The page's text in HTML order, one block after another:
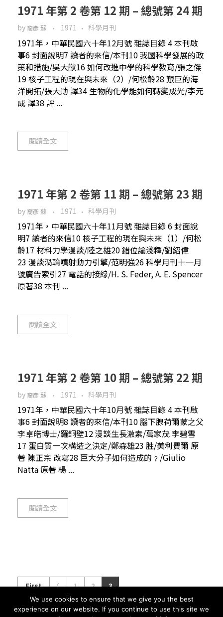
1971 年第 2 卷第 12 期 – 總號第 24 期
by 裔彥 蘇 1971 科學月刊
1971年，中華民國六十年12月號 雜誌目錄 4 本刊啟
事6 封面說明7 讀者的來信/本刊10 我國科學發展的政
策和措施/吳大猷16 如何改進中學的科學教育/張之傑
19 核子工程的現在與未來（2）/何松齡28 艱巨的海
洋開拓/張大勛 譯34 生物的化學能如何轉變成光/李元
成 譯38 評 ...
閱讀全文
1971 年第 2 卷第 11 期 – 總號第 23 期
by 裔彥 蘇 1971 科學月刊
1971年，中華民國六十年11月號 雜誌目錄 6 封面說
明7 讀者的來信10 核子工程的現在與未來（1）/何松
齡17 材料力學漫談/陸之雄20 錯位論淺釋/劉紹偉
23 漫談渦輪噴射動力引擎/范明強26 科學月刊十一月
號廣告索引27 電話的接線/H. S. Feder, A. E. Spencer
原著38 本刊 ...
閱讀全文
1971 年第 2 卷第 10 期 – 總號第 22 期
by 裔彥 蘇 1971 科學月刊
1971年，中華民國六十年10月號 雜誌目錄 4 本刊啟
事6 封面說明8 讀者的來信/本刊10 腦下腺荷爾蒙之父
李卓皓博士/羅銅壁12 漫談生長激素/萬家茂 李碧雪
17 蛋白質一次構造之決定/鄭森雄23 胜/美利費爾 原
著 陳正宗 改寫28 巨大分子如何造成的﹖/Giulio
Natta 原著 楊 ...
閱讀全文
First 1 2 3
We use cookies to ensure that we give you the best
experience on our website. If you continue to use this site we